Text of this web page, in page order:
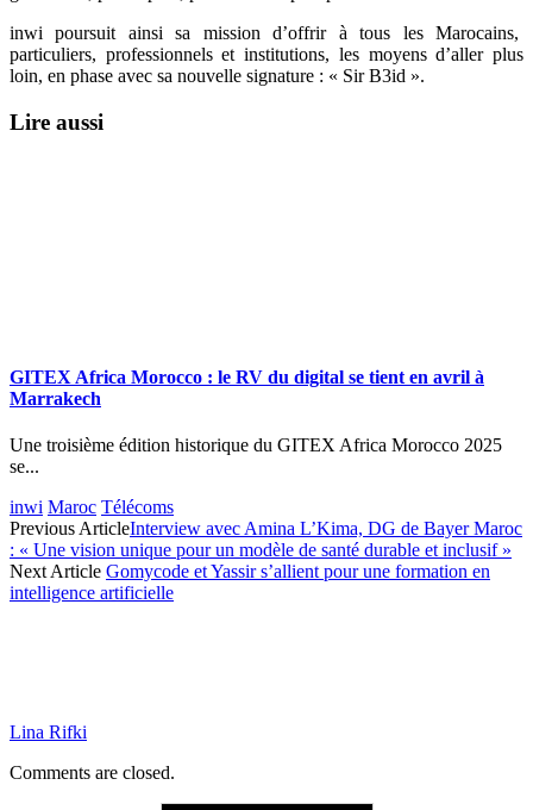
inwi poursuit ainsi sa mission d’offrir à tous les Marocains,
particuliers, professionnels et institutions, les moyens d’aller plus
loin, en phase avec sa nouvelle signature : « Sir B3id ».
Lire aussi
GITEX Africa Morocco : le RV du digital se tient en avril à
Marrakech
Une troisième édition historique du GITEX Africa Morocco 2025
se...
inwi Maroc Télécoms
Previous ArticleInterview avec Amina L’Kima, DG de Bayer Maroc
: « Une vision unique pour un modèle de santé durable et inclusif »
Next Article Gomycode et Yassir s’allient pour une formation en
intelligence artificielle
Lina Rifki
Comments are closed.